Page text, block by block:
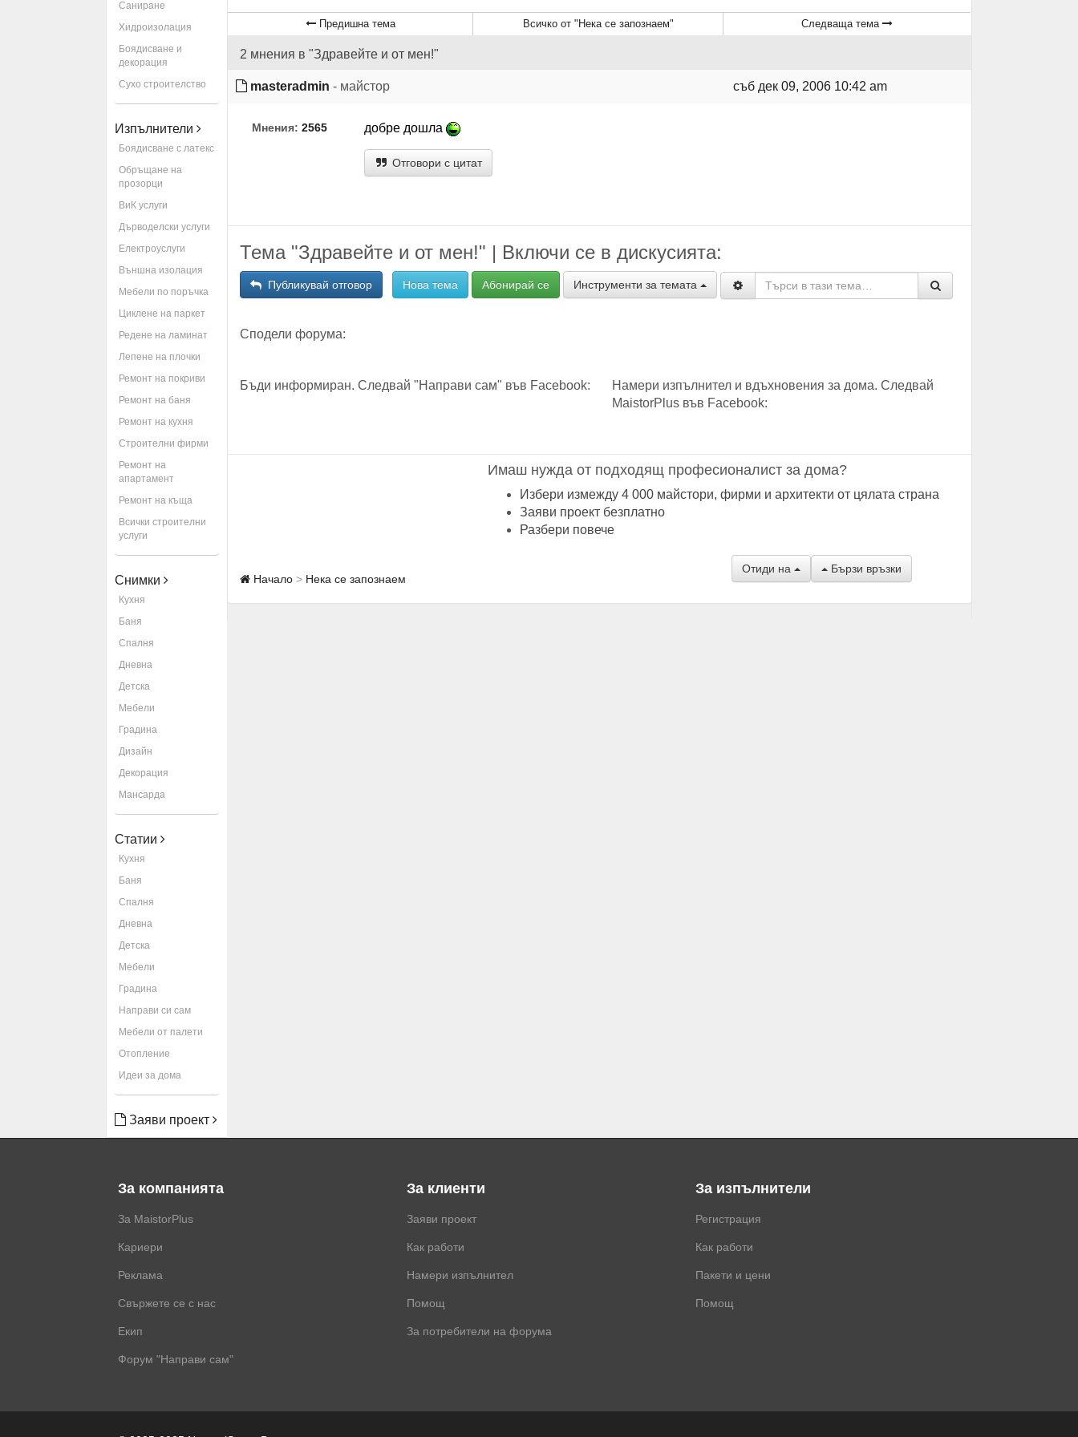
Саниране
Хидроизолация
Боядисване и
декорация
Сухо строителство
Изпълнители
Боядисване с латекс
Обръщане на
прозорци
ВиК услуги
Дърводелски услуги
Електроуслуги
Външна изолация
Мебели по поръчка
Циклене на паркет
Редене на ламинат
Лепене на плочки
Ремонт на покриви
Ремонт на баня
Ремонт на кухня
Строителни фирми
Ремонт на
апартамент
Ремонт на къща
Всички строителни
услуги
Снимки
Кухня
Баня
Спалня
Дневна
Детска
Мебели
Градина
Дизайн
Декорация
Мансарда
Статии
Кухня
Баня
Спалня
Дневна
Детска
Мебели
Градина
Направи си сам
Мебели от палети
Отопление
Идеи за дома
Заяви проект
Предишна тема Всичко от "Нека се запознаем" Следваща тема
2 мнения в "Здравейте и от мен!"
masteradmin - майстор съб дек 09, 2006 10:42 am
Мнения: 2565 добре дошла
Отговори с цитат
Тема "Здравейте и от мен!" | Включи се в дискусията:
Публикувай отговор Нова тема Абонирай се Инструменти за темата
Сподели форума:
Бъди информиран. Следвай "Направи сам" във Facebook:
Намери изпълнител и вдъхновения за дома. Следвай
MaistorPlus във Facebook:
Имаш нужда от подходящ професионалист за дома?
Избери измежду 4 000 майстори, фирми и архитекти от цялата страна
Заяви проект безплатно
Разбери повече
Начало Нека се запознаем
Отиди на Бързи връзки
За компанията
За MaistorPlus
Кариери
Реклама
Свържете се с нас
Екип
Форум "Направи сам"
За клиенти
Заяви проект
Как работи
Намери изпълнител
Помощ
За потребители на форума
За изпълнители
Регистрация
Как работи
Пакети и цени
Помощ